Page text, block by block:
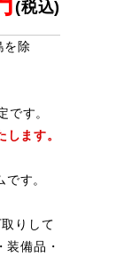
を除
です。
ます。
す。
りして
装備品・